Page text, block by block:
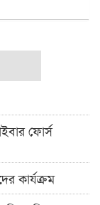
ফোর্স
কার্যক্রম